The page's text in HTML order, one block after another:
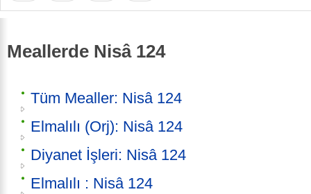
Meallerde Nisâ 124
Tüm Mealler: Nisâ 124
Elmalılı (Orj): Nisâ 124
Diyanet İşleri: Nisâ 124
Elmalılı : Nisâ 124